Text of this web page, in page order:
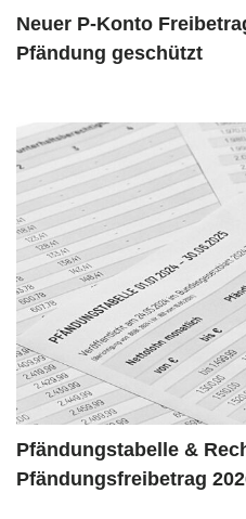
Neuer P-Konto
Pfändung geschützt
Pfändungstabelle &
Pfändungsfreibetrag